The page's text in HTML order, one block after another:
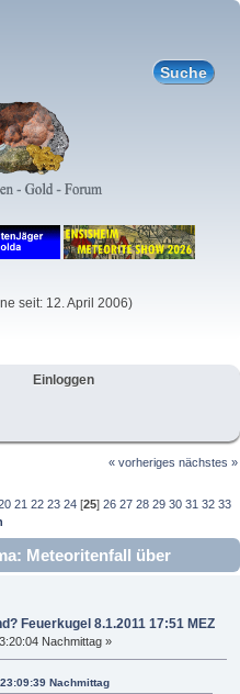
seit: 12. April 2006)
Einloggen
« vorheriges nächstes »
21 22 23 24 [25]26 27 28 29 30 31 32 33
Meteoritenfall über
17:51 MEZ (Gelesen
Feuerkugel 8.1.2011 17:51 MEZ
Nachmittag »
Nachmittag